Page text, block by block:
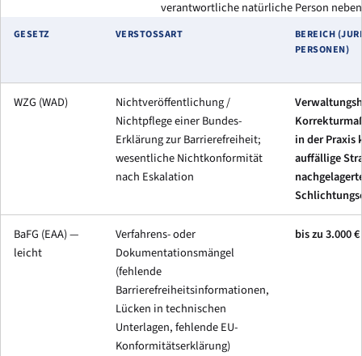
verantwortliche natürliche Person
GESETZ VERSTOSSART
BEREICH
PERSONEN)
WZG (WAD)
Nichtveröffentlichung /
Nichtpflege einer Bundes-
Erklärung zur Barrierefreiheit;
wesentliche Nichtkonformität
nach Eskalation
in der Praxis
auffällige
BaFG (EAA) —
leicht
Verfahrens- oder
Dokumentationsmängel
(fehlende
Barrierefreiheitsinformationen,
Lücken in technischen
Unterlagen, fehlende EU-
Konformitätserklärung)
bis zu 3.000 €